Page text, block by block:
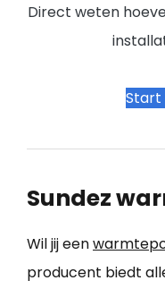
Direct weten
Start
Sundez
Wil jij een
producent biedt